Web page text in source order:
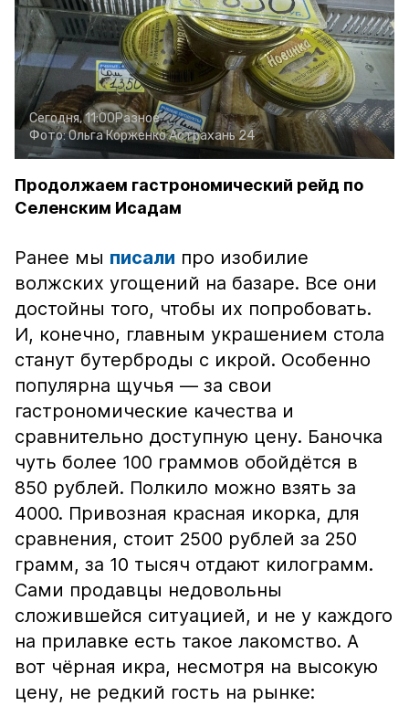
Сегодня, 11:00Разное
Фото:Ольга КорженкоАстрахань 24
Продолжаем гастрономический рейд по
Селенским Исадам
Ранее мы писали про изобилие
волжских угощений на базаре. Все они
достойны того, чтобы их попробовать.
И, конечно, главным украшением стола
станут бутерброды с икрой. Особенно
популярна щучья — за свои
гастрономические качества и
сравнительно доступную цену. Баночка
чуть более 100 граммов обойдётся в
850 рублей. Полкило можно взять за
4000. Привозная красная икорка, для
сравнения, стоит 2500 рублей за 250
грамм, за 10 тысяч отдают килограмм.
Сами продавцы недовольны
сложившейся ситуацией, и не у каждого
на прилавке есть такое лакомство. А
вот чёрная икра, несмотря на высокую
цену, не редкий гость на рынке: